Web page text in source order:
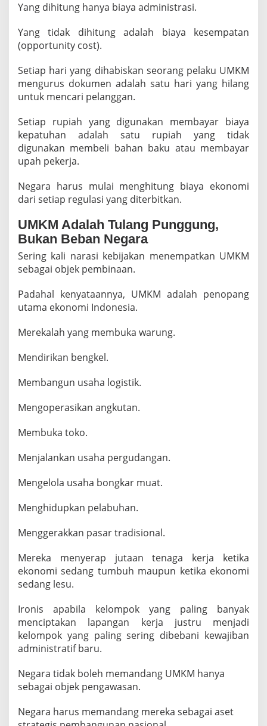
Yang dihitung hanya biaya administrasi.
Yang tidak dihitung adalah biaya kesempatan
(opportunity cost).
Setiap hari yang dihabiskan seorang pelaku UMKM
mengurus dokumen adalah satu hari yang hilang
untuk mencari pelanggan.
Setiap rupiah yang digunakan membayar biaya
kepatuhan adalah satu rupiah yang tidak
digunakan membeli bahan baku atau membayar
upah pekerja.
Negara harus mulai menghitung biaya ekonomi
dari setiap regulasi yang diterbitkan.
UMKM Adalah Tulang Punggung,
Bukan Beban Negara
Sering kali narasi kebijakan menempatkan UMKM
sebagai objek pembinaan.
Padahal kenyataannya, UMKM adalah penopang
utama ekonomi Indonesia.
Merekalah yang membuka warung.
Mendirikan bengkel.
Membangun usaha logistik.
Mengoperasikan angkutan.
Membuka toko.
Menjalankan usaha pergudangan.
Mengelola usaha bongkar muat.
Menghidupkan pelabuhan.
Menggerakkan pasar tradisional.
Mereka menyerap jutaan tenaga kerja ketika
ekonomi sedang tumbuh maupun ketika ekonomi
sedang lesu.
Ironis apabila kelompok yang paling banyak
menciptakan lapangan kerja justru menjadi
kelompok yang paling sering dibebani kewajiban
administratif baru.
Negara tidak boleh memandang UMKM hanya
sebagai objek pengawasan.
Negara harus memandang mereka sebagai aset